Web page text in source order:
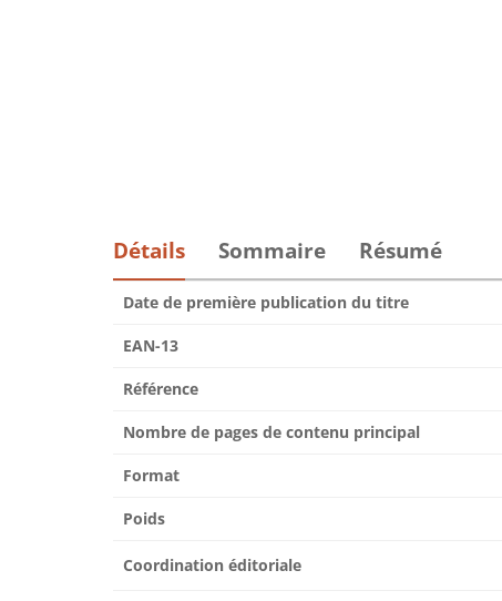
Détails Sommaire Résumé
Date de première publication du titre
EAN-13
Référence
Nombre de pages de contenu principal
Format
Poids
Coordination éditoriale